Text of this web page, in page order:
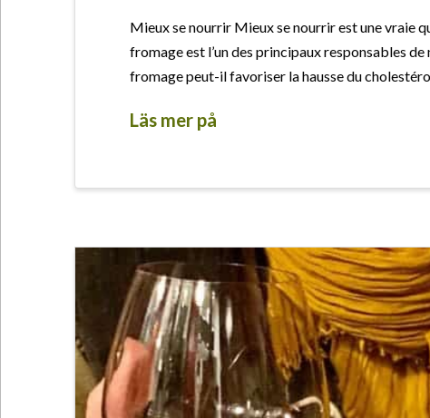
Mieux se nourrir Mieux se nourrir est une vraie
fromage est l’un des principaux responsables
fromage peut-il favoriser la hausse du
Läs mer på